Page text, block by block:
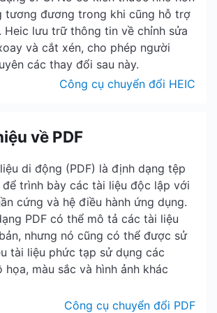
tương đương trong khi cũng hỗ trợ
lưu trữ thông tin về chỉnh sửa
và cắt xén, cho phép người
các thay đổi sau này.
Công cụ chuyển đổi HEIC
về PDF
di động (PDF) là định dạng tệp
trình bày các tài liệu độc lập với
cứng và hệ điều hành ứng dụng.
PDF có thể mô tả các tài liệu
nhưng nó cũng có thể được sử
tài liệu phức tạp sử dụng các
họa, màu sắc và hình ảnh khác
Công cụ chuyển đổi PDF